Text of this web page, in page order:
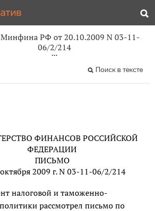
РФ от 20.10.2009 N 03-11-
06/2/214
Поиск в тексте
ФИНАНСОВ РОССИЙСКОЙ
ФЕДЕРАЦИИ
ПИСЬМО
2009 г. N 03-11-06/2/214
налоговой и таможенно-
рассмотрел письмо по